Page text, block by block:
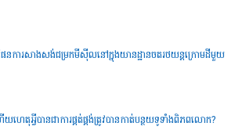
ែនការសាងសង់ជម្រកមីស៊ីលនៅក្នុងយានដ្ឋានចតរថយន្តក្រោមដីមួយ
េតុអ្វីបានជាការផ្គត់ផ្គង់ត្រូវបានកាត់បន្ថយទូទាំងពិភពលោក?